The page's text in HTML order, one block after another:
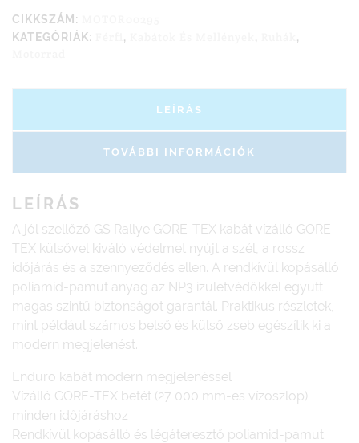
CIKKSZÁM:
KATEGÓRIÁK: , , ,
LEÍRÁS
TOVÁBBI INFORMÁCIÓK
LEÍRÁS
A jól szellőző GS Rallye GORE-TEX kabát vízálló GORE-
TEX külsővel kiváló védelmet nyújt a szél, a rossz
időjárás és a szennyeződés ellen. A rendkívül kopásálló
poliamid-pamut anyag az NP3 ízületvédőkkel együtt
magas szintű biztonságot garantál. Praktikus részletek,
mint például számos belső és külső zseb egészítik ki a
modern megjelenést.
Enduro kabát modern megjelenéssel
Vízálló GORE-TEX betét (27 000 mm-es vízoszlop)
minden időjáráshoz
Rendkívül kopásálló és légáteresztő poliamid-pamut